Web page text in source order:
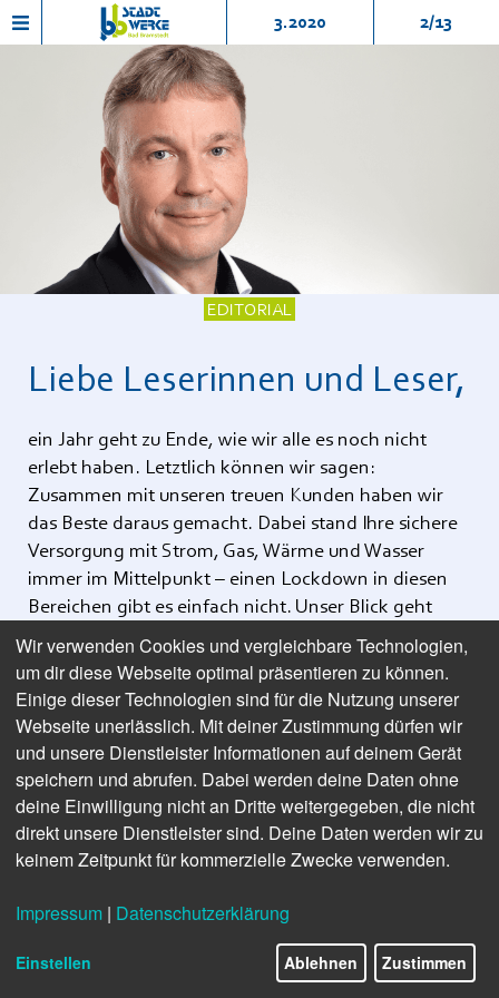
3.2020 2/13
EDITORIAL
Liebe Leserinnen und Leser,
ein Jahr geht zu Ende, wie wir alle es noch nicht
erlebt haben. Letztlich können wir sagen:
Zusammen mit unseren treuen Kunden haben wir
das Beste daraus gemacht. Dabei stand Ihre sichere
Versorgung mit Strom, Gas, Wärme und Wasser
immer im Mittelpunkt – einen Lockdown in diesen
Bereichen gibt es einfach nicht. Unser Blick geht
jetzt optimistisch voraus: So bleiben beispielsweise
unsere Strom- und Gaspreise für Sie über den
Jahreswechsel hinaus stabil.
Weiterhin im Blick haben wir auch den notwendigen
Klima- und Naturschutz in Bad Bramstedt und in der
Region. Gern unterstützen wir deshalb den neuen
Kinder- und Jugend-Umweltpreis und freuen uns auf
kreative Ideen. Als Kunde der Stadtwerke sind Sie
übrigens ein ausgewiesener Klimaschützer. Und das
buchstäblich: Schauen Sie mal auf die kommende
persönliche CO2-Einsparung durch unsere
Belieferung mit Ökostrom. Sie sehen: Wir alle
Wir verwenden Cookies und vergleichbare Technologien,
um dir diese Webseite optimal präsentieren zu können.
Einige dieser Technologien sind für die Nutzung unserer
Webseite unerlässlich. Mit deiner Zustimmung dürfen wir
und unsere Dienstleister Informationen auf deinem Gerät
speichern und abrufen. Dabei werden deine Daten ohne
deine Einwilligung nicht an Dritte weitergegeben, die nicht
direkt unsere Dienstleister sind. Deine Daten werden wir zu
keinem Zeitpunkt für kommerzielle Zwecke verwenden.
Impressum | Datenschutzerklärung
Einstellen Ablehnen Zustimmen